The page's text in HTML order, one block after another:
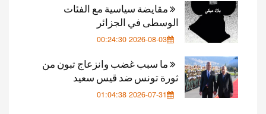
مقايضة سياسية مع الفئات
الوسطى في الجزائر
2026-08-03 00:24:30
ما سبب غضب وانزعاج تبون من
ثورة تونس ضد قيس سعيد
2026-07-31 01:04:38